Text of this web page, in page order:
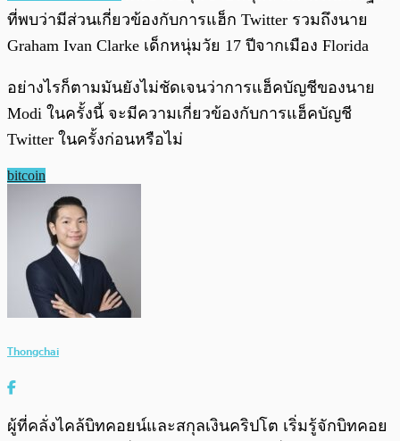
ที่พบว่ามีส่วนเกี่ยวข้องกับการแฮ็ก Twitter รวมถึงนาย
Graham Ivan Clarke เด็กหนุ่มวัย 17 ปีจากเมือง Florida
อย่างไรก็ตามมันยังไม่ชัดเจนว่าการแฮ็คบัญชีของนาย
Modi ในครั้งนี้ จะมีความเกี่ยวข้องกับการแฮ็คบัญชี
Twitter ในครั้งก่อนหรือไม่
bitcoin
Thongchai
ผู้ที่คลั่งไคล้บิทคอยน์และสกุลเงินคริปโต เริ่มรู้จักบิทคอย